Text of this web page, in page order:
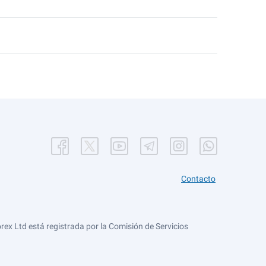
Contacto
Ltd está registrada por la Comisión de Servicios